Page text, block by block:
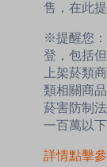
售，在此
※提醒您：
登，包括
上架菸類
類相關商
菸害防制
一百萬以
詳情點擊